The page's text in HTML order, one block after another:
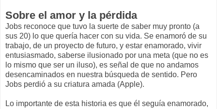
Sobre el amor y la pérdida
Jobs reconoce que tuvo la suerte de saber muy pronto (a
sus 20) lo que quería hacer con su vida. Se enamoró de su
trabajo, de un proyecto de futuro, y estar enamorado, vivir
entusiasmado, saberse ilusionado por una meta (que no es
lo mismo que ser un iluso), es señal de que no andamos
desencaminados en nuestra búsqueda de sentido. Pero
Jobs perdió a su criatura amada (Apple).
Lo importante de esta historia es que él seguía enamorado,